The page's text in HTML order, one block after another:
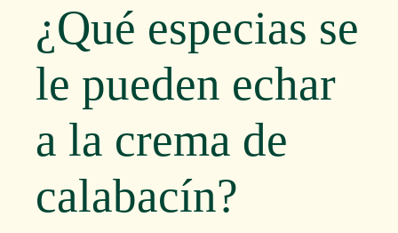
¿Qué especias se
le pueden echar
a la crema de
calabacín?